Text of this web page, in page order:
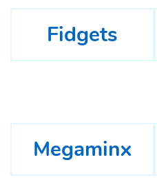
Fidgets
Megaminx